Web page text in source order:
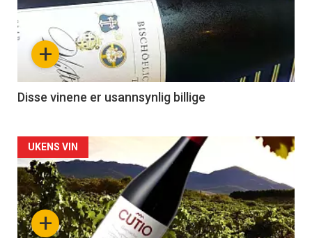
+
Disse vinene er usannsynlig billige
Forsiden
akkurat
nå+
UKENS VIN